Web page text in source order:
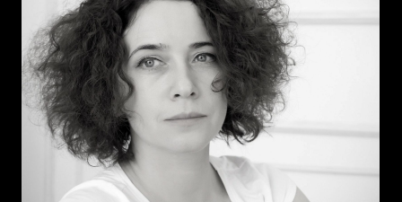
Музейный мультимедийный
видеоконтент, созданный сотрудниками
Центра мультимедиа Русского музея
по произведениям художников XX века
из коллекции музея (Казимир Малевич,
Павел Филонов, Кузьма Петров-Водкин,
Василий Кандинский, Марк Шагал)
будет сопровождать музыкальная
импровизация петербургской певицы
и музыканта Маруси Нестеровой. Она
представит музыкальную
импровизацию, в основе которой лежат
классическая lo-fi электроника и шумы